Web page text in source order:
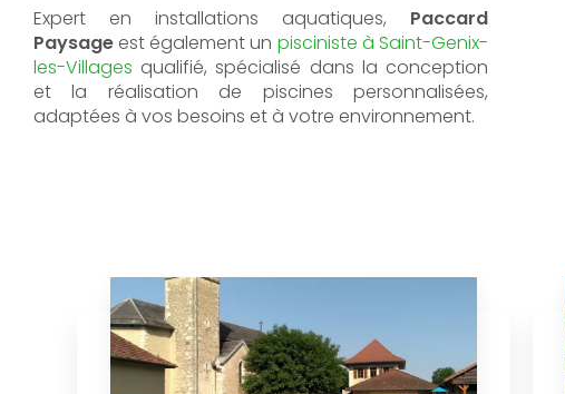
Expert en installations aquatiques, Paccard
Paysage est également un pisciniste à Saint-Genix-
les-Villages qualifié, spécialisé dans la conception
et la réalisation de piscines personnalisées,
adaptées à vos besoins et à votre environnement.